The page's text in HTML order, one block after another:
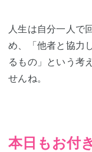
人生は自分一人で
め、「他者と協力
るもの」という考
せんね。
本日もお付